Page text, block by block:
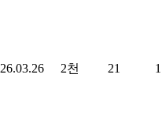
26.03.26 2천 21 1